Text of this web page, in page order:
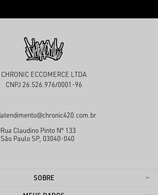
CHRONIC ECCOMERCE LTDA
CNPJ 26.526.976/0001-96
atendimento@chronic420.com.br
Rua Claudino Pinto Nº 133
São Paulo SP, 03040-040
SOBRE